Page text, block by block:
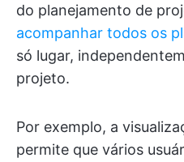
do planejamento de
acompanhar todos os
só lugar,
projeto.
Por exemplo, a
permite que vários